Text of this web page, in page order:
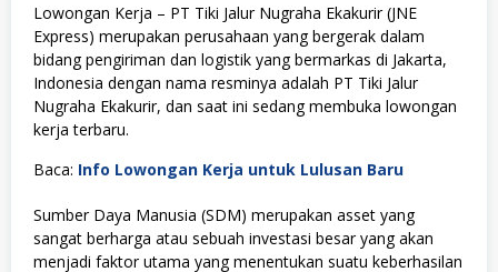
Lowongan Kerja – PT Tiki Jalur Nugraha Ekakurir (JNE
Express) merupakan perusahaan yang bergerak dalam
bidang pengiriman dan logistik yang bermarkas di Jakarta,
Indonesia dengan nama resminya adalah PT Tiki Jalur
Nugraha Ekakurir, dan saat ini sedang membuka lowongan
kerja terbaru.
Baca: Info Lowongan Kerja untuk Lulusan Baru
Sumber Daya Manusia (SDM) merupakan asset yang
sangat berharga atau sebuah investasi besar yang akan
menjadi faktor utama yang menentukan suatu keberhasilan